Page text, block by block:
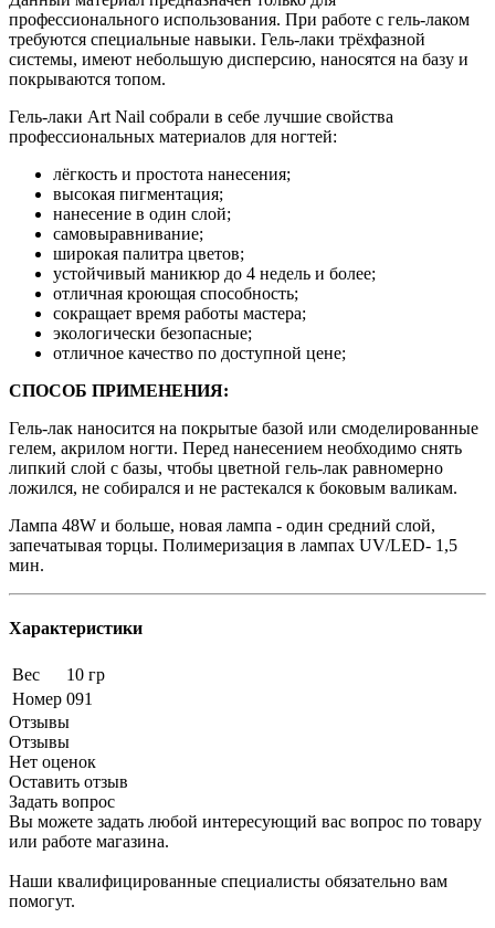
профессионального использования. При работе с гель-лаком
требуются специальные навыки. Гель-лаки трёхфазной
системы, имеют небольшую дисперсию, наносятся на базу и
покрываются топом.
Гель-лаки Art Nail собрали в себе лучшие свойства
профессиональных материалов для ногтей:
лёгкость и простота нанесения;
высокая пигментация;
нанесение в один слой;
самовыравнивание;
широкая палитра цветов;
устойчивый маникюр до 4 недель и более;
отличная кроющая способность;
сокращает время работы мастера;
экологически безопасные;
отличное качество по доступной цене;
СПОСОБ ПРИМЕНЕНИЯ:
Гель-лак наносится на покрытые базой или смоделированные
гелем, акрилом ногти. Перед нанесением необходимо снять
липкий слой с базы, чтобы цветной гель-лак равномерно
ложился, не собирался и не растекался к боковым валикам.
Лампа 48W и больше, новая лампа - один средний слой,
запечатывая торцы. Полимеризация в лампах UV/LED- 1,5
мин.
Характеристики
Вес
10 гр
Номер 091
Отзывы
Отзывы
Нет оценок
Оставить отзыв
Задать вопрос
Вы можете задать любой интересующий вас вопрос по товару
или работе магазина.
Наши квалифицированные специалисты обязательно вам
помогут.